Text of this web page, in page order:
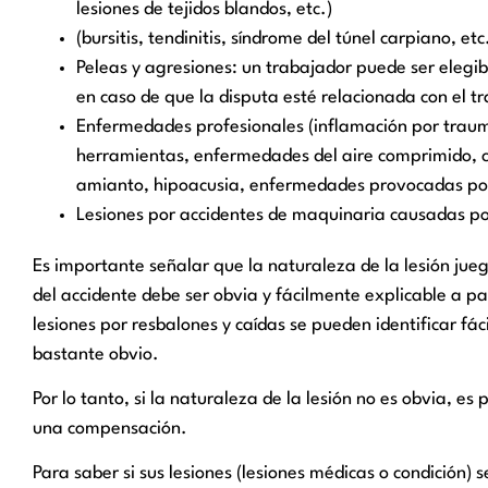
lesiones de tejidos blandos, etc.)
(bursitis, tendinitis, síndrome del túnel carpiano,
Peleas y agresiones: un trabajador puede ser
en caso de que la disputa esté relacionada con el
Enfermedades profesionales (inflamación por
herramientas, enfermedades del aire comprimido,
amianto, hipoacusia, enfermedades provocadas
Lesiones por accidentes de maquinaria causadas
Es importante señalar que la naturaleza de la lesión
del accidente debe ser obvia y fácilmente explicable a
lesiones por resbalones y caídas se pueden identificar
bastante obvio.
Por lo tanto, si la naturaleza de la lesión no es obvia, es
una compensación.
Para saber si sus lesiones (lesiones médicas o